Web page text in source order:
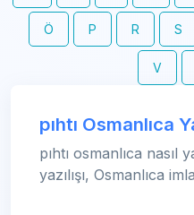
Ö P R S
V
pıhtı Osmanlıca
pıhtı osmanlıca nasıl
yazılışı, Osmanlıca imla